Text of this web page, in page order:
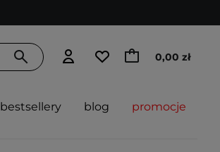
0,00 zł
bestsellery blog promocje